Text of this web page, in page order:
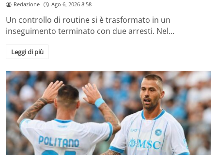
Redazione Ago 6, 2026 8:58
Un controllo di routine si è trasformato in un
inseguimento terminato con due arresti. Nel…
Leggi di più